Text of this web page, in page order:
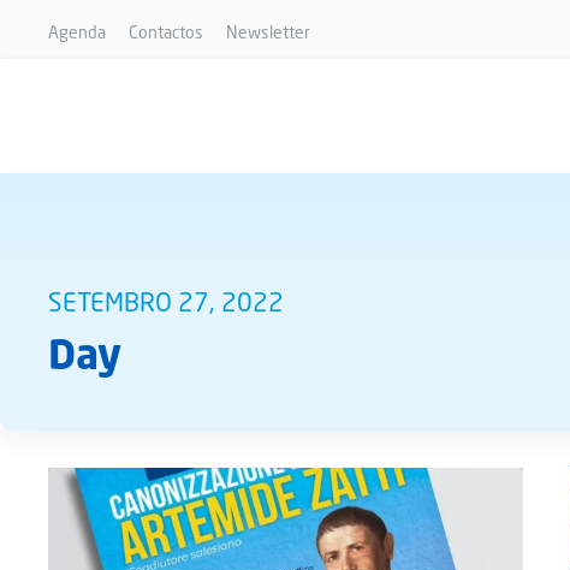
Agenda Contactos Newsletter
SETEMBRO 27, 2022
Day